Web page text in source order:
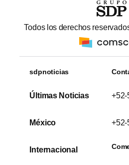
Todos los derechos
sdpnoticias
Últimas Noticias
México
Internacional
+52-
+52-